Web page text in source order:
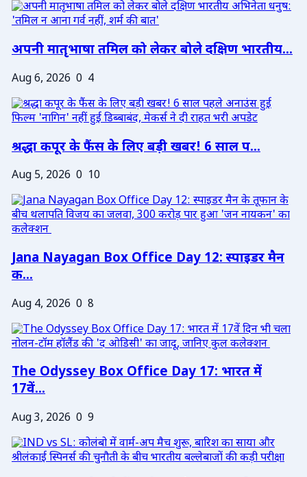
अपनी मातृभाषा तमिल को लेकर बोले दक्षिण भारतीय...
Aug 6, 2026 0 4
श्रद्धा कपूर के फैंस के लिए बड़ी खबर! 6 साल प...
Aug 5, 2026 0 10
Jana Nayagan Box Office Day 12: स्पाइडर मैन
क...
Aug 4, 2026 0 8
The Odyssey Box Office Day 17: भारत में
17वें...
Aug 3, 2026 0 9